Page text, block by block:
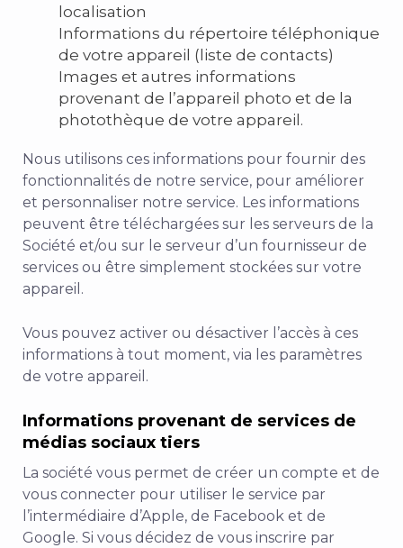
localisation
Informations du répertoire téléphonique
de votre appareil (liste de contacts)
Images et autres informations
provenant de l’appareil photo et de la
photothèque de votre appareil.
Nous utilisons ces informations pour fournir des
fonctionnalités de notre service, pour améliorer
et personnaliser notre service. Les informations
peuvent être téléchargées sur les serveurs de la
Société et/ou sur le serveur d’un fournisseur de
services ou être simplement stockées sur votre
appareil.
Vous pouvez activer ou désactiver l’accès à ces
informations à tout moment, via les paramètres
de votre appareil.
Informations provenant de services de
médias sociaux tiers
La société vous permet de créer un compte et de
vous connecter pour utiliser le service par
l’intermédiaire d’Apple, de Facebook et de
Google. Si vous décidez de vous inscrire par